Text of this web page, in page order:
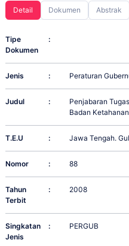
Detail Dokumen Abstrak
Tipe
Dokumen
:
Jenis : Peraturan
Judul :
Penjabaran
Badan
T.E.U : Jawa Tengah.
Nomor : 88
Tahun
Terbit
: 2008
Singkatan
Jenis
: PERGUB